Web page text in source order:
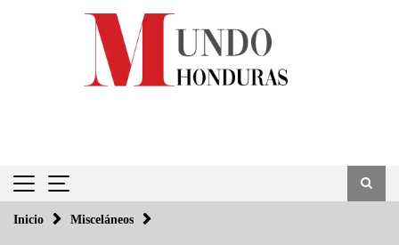
Inicio Misceláneos